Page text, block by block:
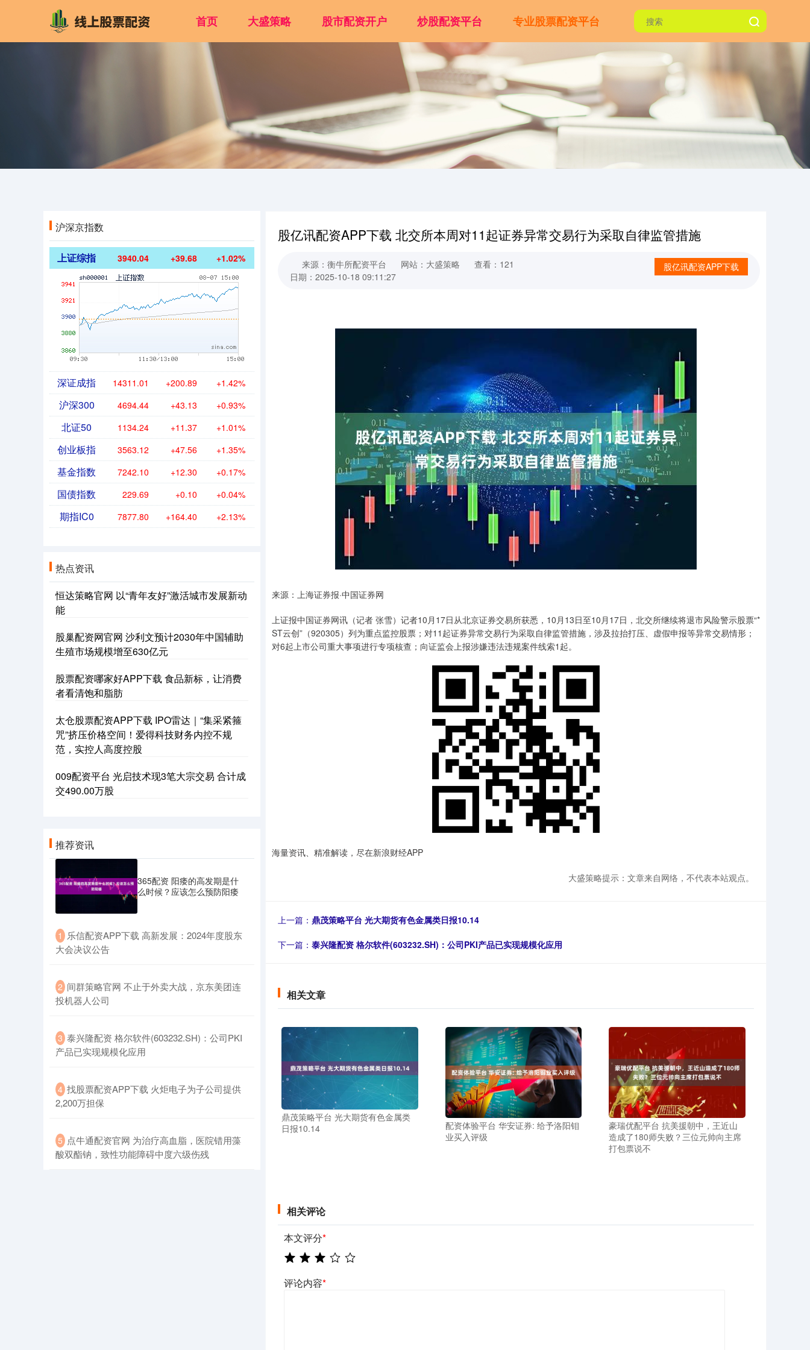
首页 大盛策略 股市配资开户 炒股配资平台 专业股票配资平台
股亿讯配资APP下载 北交所本周对11起证券异常交易行为采取自律监管措施
股亿讯配资APP下载
来源：衡牛所配资平台 网站：大盛策略
查看：121
日期：2025-10-18 09:11:27
来源：上海证券报·中国证券网
上证报中国证券网讯（记者 张雪）记者10月17日从北京证券交易所获悉，10月13日至10月17日，北交所继续将退市风险警示股票“*
ST云创”（920305）列为重点监控股票；对11起证券异常交易行为采取自律监管措施，涉及拉抬打压、虚假申报等异常交易情形；
对6起上市公司重大事项进行专项核查；向证监会上报涉嫌违法违规案件线索1起。
海量资讯、精准解读，尽在新浪财经APP
大盛策略提示：文章来自网络，不代表本站观点。
上一篇： 鼎茂策略平台 光大期货有色金属类日报10.14
下一篇： 泰兴隆配资 格尔软件(603232.SH)：公司PKI产品已实现规模化应用
相关文章
鼎茂策略平台 光大期货有色金属类
日报10.14
配资体验平台 华安证券: 给予洛阳钼
业买入评级
豪瑞优配平台 抗美援朝中，王近山
造成了180师失败？三位元帅向主席
打包票说不
相关评论
本文评分*
评论内容*
沪深京指数
上证综指 3940.04 +39.68 +1.02%
深证成指 14311.01 +200.89 +1.42%
沪深300 4694.44 +43.13 +0.93%
北证50 1134.24 +11.37 +1.01%
创业板指 3563.12 +47.56 +1.35%
基金指数 7242.10 +12.30 +0.17%
国债指数 229.69 +0.10 +0.04%
期指IC0 7877.80 +164.40 +2.13%
热点资讯
恒达策略官网 以“青年友好”激活城市发展新动
能
股巢配资网官网 沙利文预计2030年中国辅助
生殖市场规模增至630亿元
股票配资哪家好APP下载 食品新标，让消费
者看清饱和脂肪
太仓股票配资APP下载 IPO雷达｜“集采紧箍
咒”挤压价格空间！爱得科技财务内控不规
范，实控人高度控股
009配资平台 光启技术现3笔大宗交易 合计成
交490.00万股
推荐资讯
365配资 阳痿的高发期是什
么时候？应该怎么预防阳痿
1 ​乐信配资APP下载 高新发展：2024年度股东
大会决议公告
2 ​间群策略官网 不止于外卖大战，京东美团连
投机器人公司
3 ​泰兴隆配资 格尔软件(603232.SH)：公司PKI
产品已实现规模化应用
4 ​找股票配资APP下载 火炬电子为子公司提供
2,200万担保
5 ​点牛通配资官网 为治疗高血脂，医院错用藻
酸双酯钠，致性功能障碍中度六级伤残